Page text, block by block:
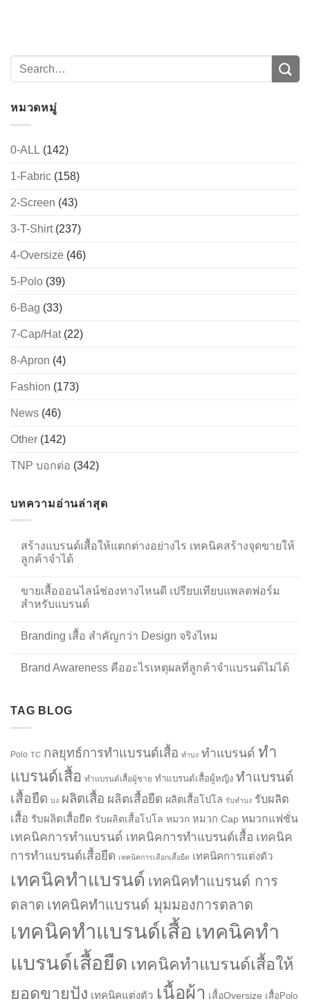
หมวดหมู่
0-ALL (142)
1-Fabric (158)
2-Screen (43)
3-T-Shirt(237)
4-Oversize (46)
5-Polo (39)
6-Bag (33)
7-Cap/Hat(22)
8-Apron (4)
Fashion (173)
News (46)
Other (142)
TNP บอกต่อ (342)
บทความอ่านล่าสุด
สร้างแบรนด์เสื้อให้แตกต่างอย่างไร เทคนิคสร้างจุดขายให้
ลูกค้าจำได้
ขายเสื้อออนไลน์ช่องทางไหนดี เปรียบเทียบแพลตฟอร์ม
สำหรับแบรนด์
Branding เสื้อ สำคัญกว่า Design จริงไหม
Brand Awareness คืออะไรเหตุผลที่ลูกค้าจำแบรนด์ไม่ได้
TAG BLOG
Polo TC กลยุทธ์การทำแบรนด์เสื้อ ทำบง ทำแบรนด์ ทำ
แบรนด์เสื้อ ทำแบรนด์เสื้อผู้ชาย ทำแบรนด์เสื้อผู้หญิง ทำแบรนด์
เสื้อยืด บง ผลิตเสื้อ ผลิตเสื้อยืด ผลิตเสื้อโปโล รับทำบง รับผลิต
เสื้อ รับผลิตเสื้อยืด รับผลิตเสื้อโปโล หมวก หมวก Cap หมวกแฟชั่น
เทคนิคการทำแบรนด์ เทคนิคการทำแบรนด์เสื้อ เทคนิค
การทำแบรนด์เสื้อยืด เทคนิคการเลือกเสื้อยืด เทคนิคการแต่งตัว
เทคนิคทำแบรนด์ เทคนิคทำแบรนด์ การ
ตลาด เทคนิคทำแบรนด์ มุมมองการตลาด
เทคนิคทำแบรนด์เสื้อ เทคนิคทำ
แบรนด์เสื้อยืด เทคนิคทำแบรนด์เสื้อให้
ยอดขายปัง เทคนิคแต่งตัว เนื้อผ้า เสื้อOversize เสื้อPolo